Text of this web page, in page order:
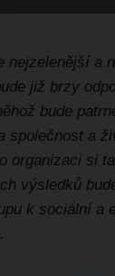
nejzelenější a
již brzy
bude
společnost a
organizaci si
výsledků
k sociální a